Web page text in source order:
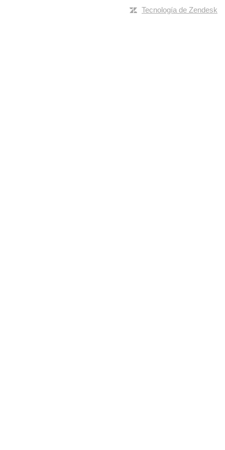
Tecnología de Zendesk